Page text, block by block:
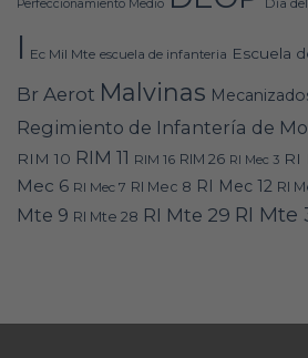
Perfeccionamiento Medio
I Ec Mil Mte escuela de infanteria Escuela
Br Aerot Malvinas
Regimiento de Infantería de
RIM 10 RIM 11 RIM 16 RIM 26 RI Mec 3 RI
Mec 6 RI Mec 7 RI Mec 8 RI Mec 12 RI
Mte 9 RI Mte 28 RI Mte 29 RI Mte